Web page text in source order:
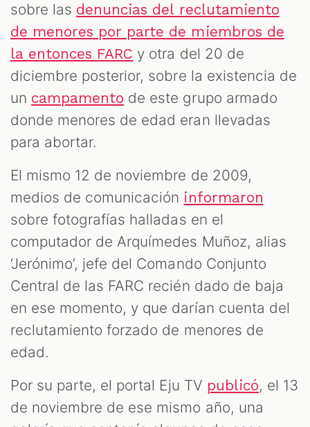
sobre las denuncias del reclutamiento
de menores por parte de miembros de
la entonces FARC y otra del 20 de
diciembre posterior, sobre la existencia de
un campamento de este grupo armado
donde menores de edad eran llevadas
para abortar.
El mismo 12 de noviembre de 2009,
medios de comunicación informaron
sobre fotografías halladas en el
computador de Arquímedes Muñoz, alias
‘Jerónimo’, jefe del Comando Conjunto
Central de las FARC recién dado de baja
en ese momento, y que darían cuenta del
reclutamiento forzado de menores de
edad.
Por su parte, el portal Eju TV publicó, el 13
de noviembre de ese mismo año, una